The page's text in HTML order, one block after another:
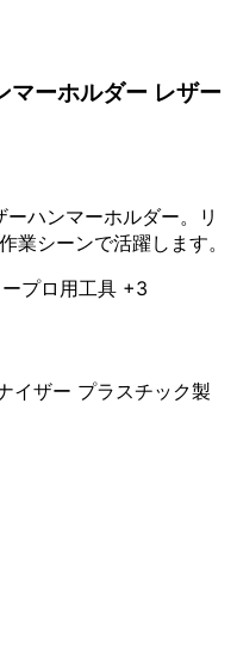
マーホルダー レザー
ハンマーホルダー。リ
業シーンで活躍します。
プロ用工具 +3
イザー プラスチック製